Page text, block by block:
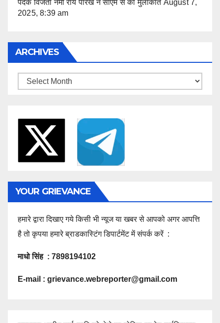
पदक विजेता नमी राय पारेख ने सीएम से की मुलाकात August 7,
2025, 8:39 am
ARCHIVES
Archives
YOUR GRIEVANCE
हमारे द्वारा दिखाए गये किसी भी न्यूज या खबर से आपको अगर आपत्ति
है तो कृपया हमारे ब्राडकास्टिंग डिपार्टमेंट में संपर्क करें :
माधो सिंह : 7898194102
E-mail : grievance.webreporter@gmail.com